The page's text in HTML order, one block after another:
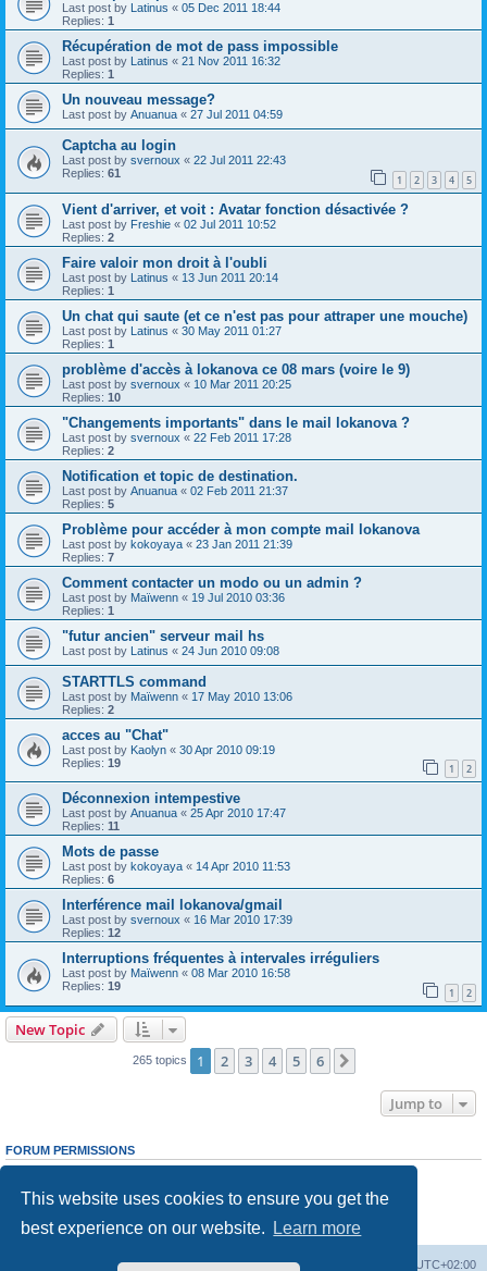
This website uses cookies to ensure you get the
best experience on our website.
Learn more
Last post by Latinus « 05 Dec 2011 18:44
Replies: 1
Récupération de mot de pass impossible
Last post by Latinus « 21 Nov 2011 16:32
Replies: 1
Un nouveau message?
Last post by Anuanua « 27 Jul 2011 04:59
Captcha au login
Last post by svernoux « 22 Jul 2011 22:43
Replies: 61 1 2 3 4 5
Vient d'arriver, et voit : Avatar fonction désactivée ?
Last post by Freshie « 02 Jul 2011 10:52
Replies: 2
Faire valoir mon droit à l'oubli
Last post by Latinus « 13 Jun 2011 20:14
Replies: 1
Un chat qui saute (et ce n'est pas pour attraper une mouche)
Last post by Latinus « 30 May 2011 01:27
Replies: 1
problème d'accès à lokanova ce 08 mars (voire le 9)
Last post by svernoux « 10 Mar 2011 20:25
Replies: 10
"Changements importants" dans le mail lokanova ?
Last post by svernoux « 22 Feb 2011 17:28
Replies: 2
Notification et topic de destination.
Last post by Anuanua « 02 Feb 2011 21:37
Replies: 5
Problème pour accéder à mon compte mail lokanova
Last post by kokoyaya « 23 Jan 2011 21:39
Replies: 7
Comment contacter un modo ou un admin ?
Last post by Maïwenn « 19 Jul 2010 03:36
Replies: 1
"futur ancien" serveur mail hs
Last post by Latinus « 24 Jun 2010 09:08
STARTTLS command
Last post by Maïwenn « 17 May 2010 13:06
Replies: 2
acces au "Chat"
Last post by Kaolyn « 30 Apr 2010 09:19
Replies: 19 1 2
Déconnexion intempestive
Last post by Anuanua « 25 Apr 2010 17:47
Replies: 11
Mots de passe
Last post by kokoyaya « 14 Apr 2010 11:53
Replies: 6
Interférence mail lokanova/gmail
Last post by svernoux « 16 Mar 2010 17:39
Replies: 12
Interruptions fréquentes à intervales irréguliers
Last post by Maïwenn « 08 Mar 2010 16:58
Replies: 19 1 2
New Topic
265 topics 1 2 3 4 5 6
Jump to
FORUM PERMISSIONS
cannotedit your posts in this forum
Youcannotpost attachments in this forum
UTC+02:00
Delete cookies